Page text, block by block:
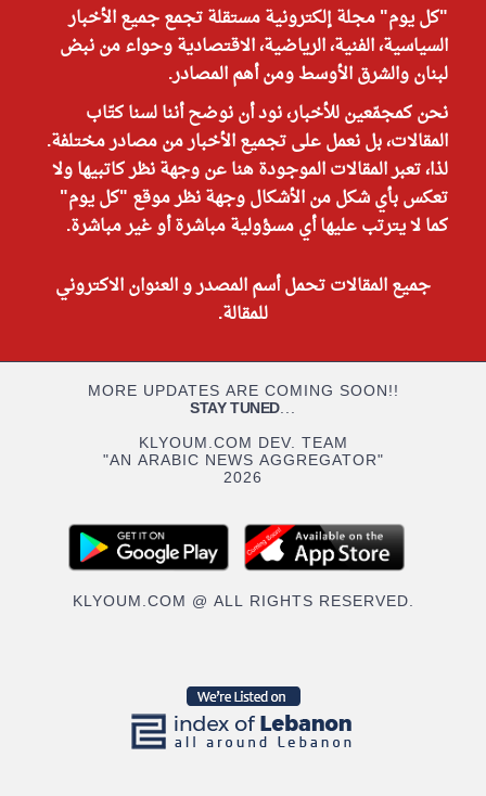
"كل يوم" مجلة إلكترونية مستقلة تجمع جميع الأخبار
السياسية، الفنية، الرياضية، الاقتصادية وحواء من نبض
لبنان والشرق الأوسط ومن أهم المصادر.
نحن كمجمّعين للأخبار، نود أن نوضح أننا لسنا كتّاب
المقالات، بل نعمل على تجميع الأخبار من مصادر مختلفة.
لذا، تعبر المقالات الموجودة هنا عن وجهة نظر كاتبيها ولا
تعكس بأي شكل من الأشكال وجهة نظر موقع "كل يوم"
كما لا يترتب عليها أي مسؤولية مباشرة أو غير مباشرة.
جميع المقالات تحمل أسم المصدر و العنوان الاكتروني
للمقالة.
MORE UPDATES ARE COMING SOON!!
STAY TUNED...
KLYOUM.COM DEV. TEAM
"AN ARABIC NEWS AGGREGATOR"
2026
KLYOUM.COM @ ALL RIGHTS RESERVED.